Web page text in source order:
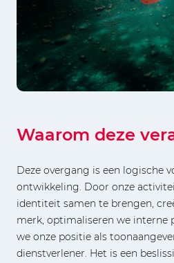
Waarom deze
Deze overgang is een logische
ontwikkeling. Door onze
identiteit samen te brengen,
merk, optimaliseren we interne
we onze positie als
dienstverlener. Het is een